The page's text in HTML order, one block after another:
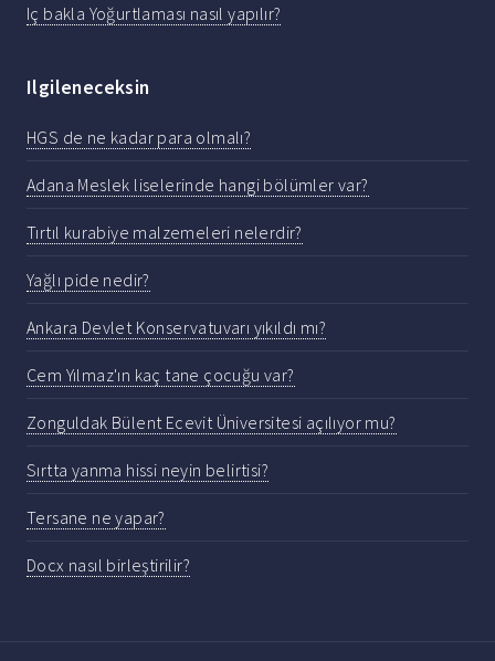
Iç bakla Yoğurtlaması nasıl yapılır?
Ilgileneceksin
HGS de ne kadar para olmalı?
Adana Meslek liselerinde hangi bölümler var?
Tırtıl kurabiye malzemeleri nelerdir?
Yağlı pide nedir?
Ankara Devlet Konservatuvarı yıkıldı mı?
Cem Yılmaz'ın kaç tane çocuğu var?
Zonguldak Bülent Ecevit Üniversitesi açılıyor mu?
Sırtta yanma hissi neyin belirtisi?
Tersane ne yapar?
Docx nasıl birleştirilir?